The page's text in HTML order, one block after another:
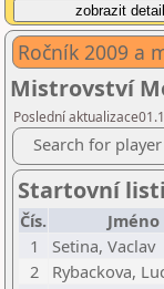
Ročník 2009 a
Mistrovství
Poslední
Search for player
Startovní
Čís. Jméno
1
Setina, Vaclav
2
Rybackova,